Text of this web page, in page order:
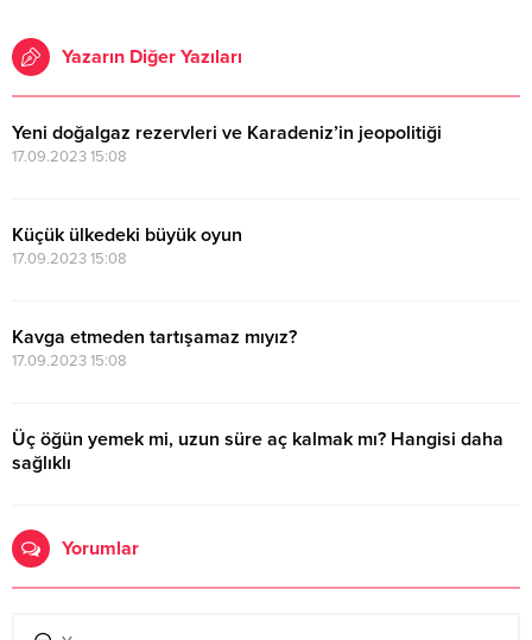
Yazarın Diğer Yazıları
Yeni doğalgaz rezervleri ve Karadeniz’in jeopolitiği
17.09.2023 15:08
Küçük ülkedeki büyük oyun
17.09.2023 15:08
Kavga etmeden tartışamaz mıyız?
17.09.2023 15:08
Üç öğün yemek mi, uzun süre aç kalmak mı? Hangisi daha
sağlıklı
Yorumlar